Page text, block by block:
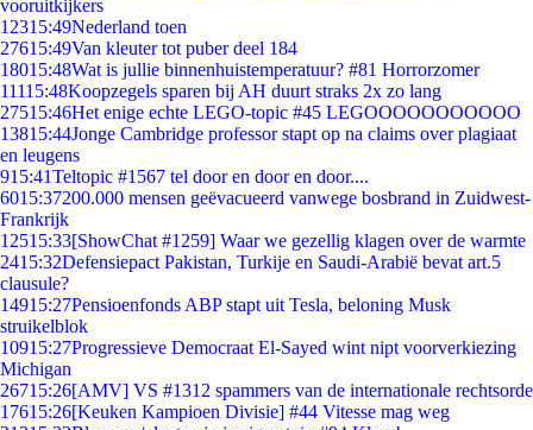
vooruitkijkers
12315:49Nederland toen
27615:49Van kleuter tot puber deel 184
18015:48Wat is jullie binnenhuistemperatuur? #81 Horrorzomer
11115:48Koopzegels sparen bij AH duurt straks 2x zo lang
27515:46Het enige echte LEGO-topic #45 LEGOOOOOOOOOOO
13815:44Jonge Cambridge professor stapt op na claims over plagiaat
en leugens
915:41Teltopic #1567 tel door en door en door....
6015:37200.000 mensen geëvacueerd vanwege bosbrand in Zuidwest-
Frankrijk
12515:33[ShowChat #1259] Waar we gezellig klagen over de warmte
2415:32Defensiepact Pakistan, Turkije en Saudi-Arabië bevat art.5
clausule?
14915:27Pensioenfonds ABP stapt uit Tesla, beloning Musk
struikelblok
10915:27Progressieve Democraat El-Sayed wint nipt voorverkiezing
Michigan
26715:26[AMV] VS #1312 spammers van de internationale rechtsorde
17615:26[Keuken Kampioen Divisie] #44 Vitesse mag weg